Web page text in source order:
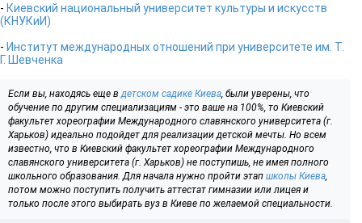
- Киевский национальный университет культуры и искусств
(КНУКиИ)
- Институт международных отношений при университете им. Т.
Г. Шевченка
Если вы, находясь еще в детском садике Киева , были уверены, что
обучение по другим специализациям - это ваше на 100%, то Киевский
факультет хореографии Международного славянского университета (г.
Харьков) идеально подойдет для реализации детской мечты. Но всем
известно, что в Киевский факультет хореографии Международного
славянского университета (г. Харьков) не поступишь, не имея полного
школьного образования. Для начала нужно пройти этап школы Киева
потом можно поступить получить аттестат гимназии или лицея и
только после этого выбирать вуз в Киеве по желаемой специальности.